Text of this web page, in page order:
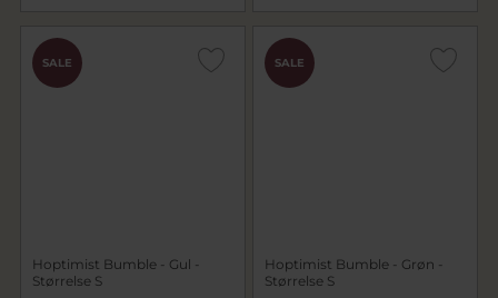
SALE
Hoptimist Bumble - Gul -
Størrelse S
SALE
Hoptimist Bumble - Grøn -
Størrelse S